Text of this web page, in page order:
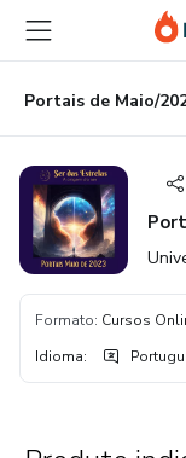
para
conteúdo
principal
para
pagamento
para
rodapé
Portais de Maio/
Formato: Cursos
Idioma: